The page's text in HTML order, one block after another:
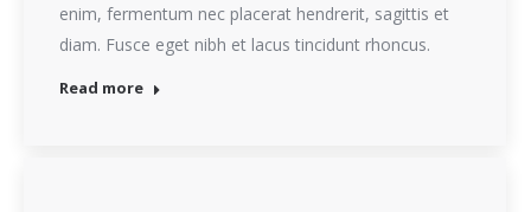
enim, fermentum nec placerat hendrerit, sagittis et
diam. Fusce eget nibh et lacus tincidunt rhoncus.
Read more